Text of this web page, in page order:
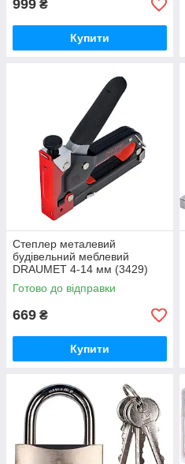
999 ₴
Купити
Степлер металевий
будівельний меблевий
DRAUMET 4-14 мм (3429)
Готово до відправки
669 ₴
Купити